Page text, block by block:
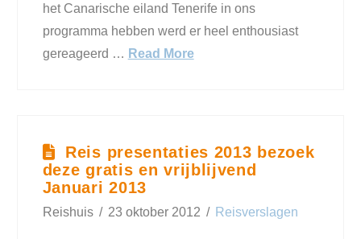
het Canarische eiland Tenerife in ons
programma hebben werd er heel enthousiast
gereageerd … Read More
Reis presentaties 2013 bezoek
deze gratis en vrijblijvend
Januari 2013
Reishuis 23 oktober 2012 Reisverslagen